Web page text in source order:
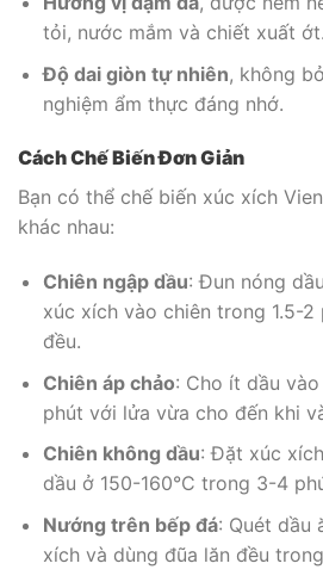
tỏi, nước mắm và chiết xuất ớt.
Độ dai giòn tự nhiên, không
nghiệm ẩm thực đáng nhớ.
Cách Chế Biến Đơn Giản
Bạn có thể chế biến xúc xích
khác nhau:
Chiên ngập dầu: Đun nóng
xúc xích vào chiên trong 1.5-2
đều.
Chiên áp chảo: Cho ít dầu
phút với lửa vừa cho đến khi
Chiên không dầu: Đặt xúc
dầu ở 150-160°C trong 3-4
Nướng trên bếp đá: Quét dầu
xích và dùng đũa lăn đều